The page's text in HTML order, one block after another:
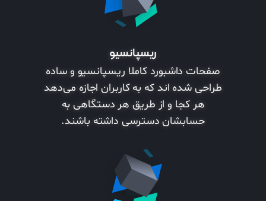
ریسپانسیو
صفحات داشبورد کاملا ریسپانسیو و ساده
طراحی شده اند که به کاربران اجازه می‌دهد
هر کجا و از طریق هر دستگاهی به
حسابشان دسترسی داشته باشند.